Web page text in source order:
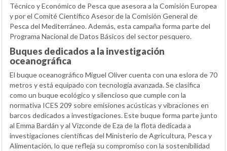
Técnico y Económico de Pesca que asesora a la Comisión Europea
y por el Comité Científico Asesor de la Comisión General de
Pesca del Mediterráneo. Además, esta campaña forma parte del
Programa Nacional de Datos Básicos del sector pesquero.
Buques dedicados a la investigación
oceanográfica
El buque oceanográfico Miguel Oliver cuenta con una eslora de 70
metros y está equipado con tecnología avanzada. Se clasifica
como un buque ecológico y silencioso que cumple con la
normativa ICES 209 sobre emisiones acústicas y vibraciones en
barcos dedicados a investigaciones. Este buque forma parte junto
al Emma Bardán y al Vizconde de Eza de la flota dedicada a
investigaciones científicas del Ministerio de Agricultura, Pesca y
Alimentación, lo que refleja su compromiso con la sostenibilidad